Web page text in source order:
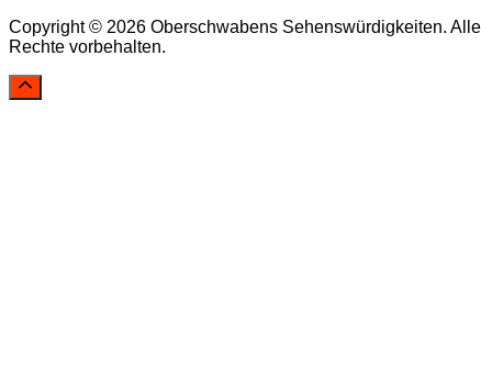
Copyright © 2026 Oberschwabens Sehenswürdigkeiten. Alle
Rechte vorbehalten.